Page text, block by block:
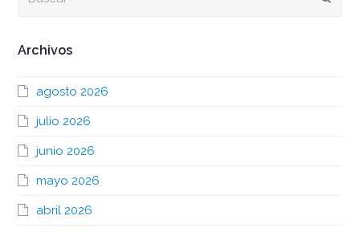
Archivos
agosto 2026
julio 2026
junio 2026
mayo 2026
abril 2026